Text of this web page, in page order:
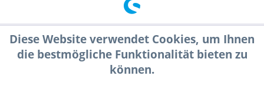
Diese Website verwendet Cookies, um Ihnen
die bestmögliche Funktionalität bieten zu
können.